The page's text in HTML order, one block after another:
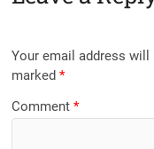
o
o
k
o
Your email address will
marked*
Comment*